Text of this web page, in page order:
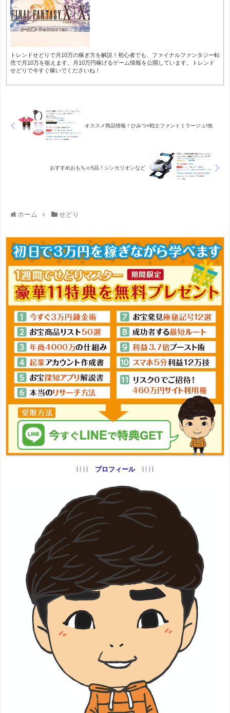
トレンドせどりで月10万の稼ぎ方を解説！初心者でも、ファイナルファンタジー転
売で月10万を狙えます。月10万円稼げるゲーム情報を公開しています。トレンド
せどりで今すぐ稼いでくださいね！
オススメ商品情報！ひみつ×戦士ファントミラージュ!他
おすすめおもちゃ5品！シンカリオンなど
ホーム せどり
プロフィール